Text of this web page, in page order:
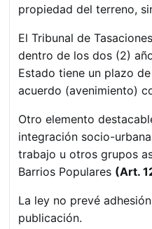
propiedad del terreno,
El Tribunal de
dentro de los dos (2)
Estado tiene un plazo
acuerdo (avenimiento)
Otro elemento
integración socio-
trabajo u otros grupos
Barrios Populares (Art.
La ley no prevé
publicación.